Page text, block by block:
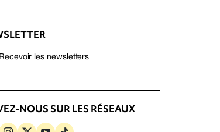
les newsletters
NOUS SUR LES RÉSEAUX